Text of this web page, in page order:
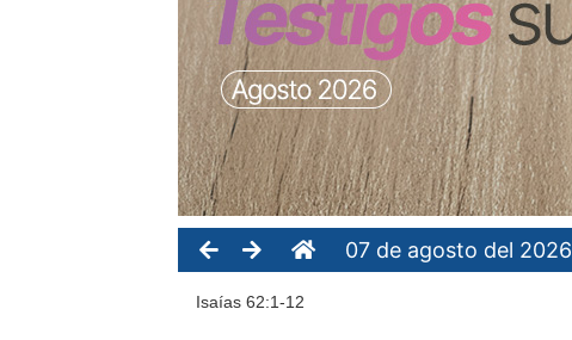
07 de agosto del 2026
Isaías 62:1-12